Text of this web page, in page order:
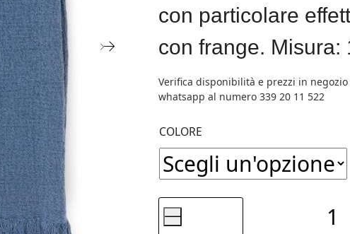
con particolare
con frange. Misura:
COLORE
-